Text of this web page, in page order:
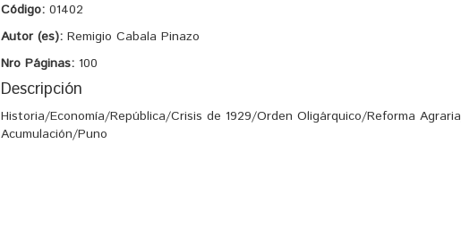
Código: 01402
Autor (es): Remigio Cabala Pinazo
Nro Páginas: 100
Descripción
Historia/Economía/República/Crisis de 1929/Orden Oligárquico/Reforma
Acumulación/Puno